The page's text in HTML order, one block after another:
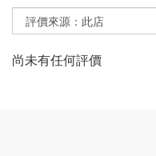
尚未有任何評價